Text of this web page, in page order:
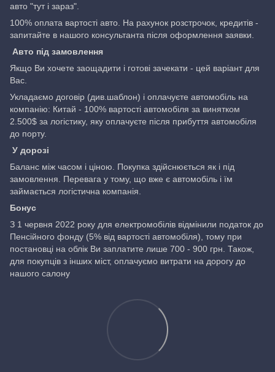
авто "тут і зараз".
100% оплата вартості авто. На рахунок розстрочок, кредитів -
запитайте в нашого консультанта після оформлення заявки.
Авто під замовлення
Якщо Ви хочете заощадити і готові зачекати - цей варіант для
Вас.
Укладаємо договір (див.шаблон) і оплачуєте автомобіль на
компанію: Китай - 100% вартості автомобіля за винятком
2.500$ за логістику, яку оплачуєте після прибуття автомобіля
до порту.
У дорозі
Баланс між часом і ціною. Покупка здійснюється як і під
замовлення. Перевага у тому, що вже є автомобіль і їм
займається логістична компанія.
Бонус
З 1 червня 2022 року для електромобілів відмінили податок до
Пенсійного фонду (5% від вартості автомобіля), тому при
постановці на облік Ви заплатите лише 700 - 900 грн. Також,
для покупців з інших міст, оплачуємо витрати на дорогу до
нашого салону